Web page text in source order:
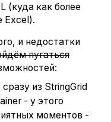
(куда как более
Excel).
и недостатки
пугаться
из StringGrid
- у этого
моментов -